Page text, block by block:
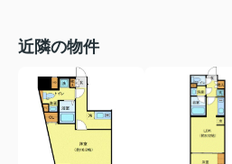
近隣の物件